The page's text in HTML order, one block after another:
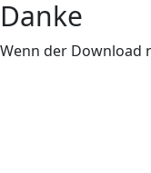
Danke
Wenn der